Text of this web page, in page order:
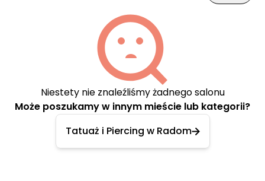
Niestety nie znaleźliśmy żadnego salonu
Może poszukamy w innym mieście lub kategorii?
Tatuaż i Piercing w Radom